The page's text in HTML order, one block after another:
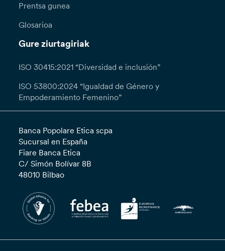
Prentsa gunea
Glosarioa
Gure ziurtagiriak
ISO 30415:2021 “Diversidad e inclusión”
ISO 53800:2024 “Igualdad de Género y
Empoderamiento Femenino”
Banca Popolare Etica scpa
Sucursal en España
Fiare Banca Etica
C/ Simón Bolívar 8B
48010 Bilbao